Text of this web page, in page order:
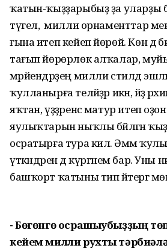
ҡатын-ҡыҙҙарыбыҙ ҙа уларҙы
түгел, ә милли орнаменттар
ғына итеп кейеп йөрөй. Көн дә
тағып йөрөрлөк алҡалар,
мәрйендәрҙең милли стилдә
ҡулланырға теләйҙәр икән, әйҙә
яҡтан, үҙҙәренсә матур итеп
яулыҡтарын ныҡлы бәйләгән
осратырға тура килә. Әммә
үткәндәрен дә күргәнем бар. Уны
башҡорт ҡатыны тип әйтергә
- Бөгөнгө осрашыубыҙҙың
кейем милли рухты